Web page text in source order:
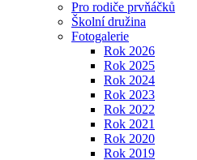
Pro rodiče prvňáčků
Školní družina
Fotogalerie
Rok 2026
Rok 2025
Rok 2024
Rok 2023
Rok 2022
Rok 2021
Rok 2020
Rok 2019